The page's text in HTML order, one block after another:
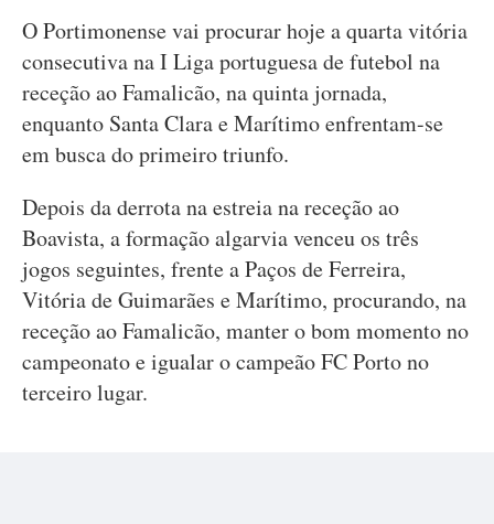
O Portimonense vai procurar hoje a quarta vitória
consecutiva na I Liga portuguesa de futebol na
receção ao Famalicão, na quinta jornada,
enquanto Santa Clara e Marítimo enfrentam-se
em busca do primeiro triunfo.
Depois da derrota na estreia na receção ao
Boavista, a formação algarvia venceu os três
jogos seguintes, frente a Paços de Ferreira,
Vitória de Guimarães e Marítimo, procurando, na
receção ao Famalicão, manter o bom momento no
campeonato e igualar o campeão FC Porto no
terceiro lugar.